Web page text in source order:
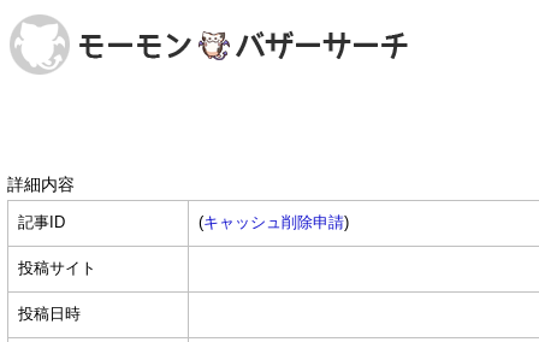
詳細内容
記事ID (キャッシュ削除申請)
投稿サイト
投稿日時